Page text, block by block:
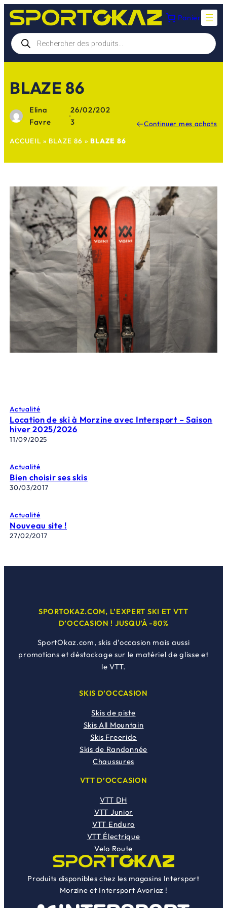
Aller
au
contenu
Panier
Recherche
de
produits
BLAZE 86
Elina
Favre
·
26/02/202
3
Continuer mes achats
ACCUEIL » BLAZE 86 » BLAZE 86
Actualité
Location de ski à Morzine avec Intersport – Saison
hiver 2025/2026
11/09/2025
Actualité
Bien choisir ses skis
30/03/2017
Actualité
Nouveau site !
27/02/2017
SPORTOKAZ.COM, L’EXPERT SKI ET VTT
D’OCCASION ! JUSQU’À -80%
SportOkaz.com, skis d’occasion mais aussi
promotions et déstockage sur le matériel de glisse et
le VTT.
SKIS D’OCCASION
Skis de piste
Skis All Mountain
Skis Freeride
Skis de Randonnée
Chaussures
VTT D’OCCASION
VTT DH
VTT Junior
VTT Enduro
VTT Électrique
Velo Route
Produits disponibles chez les magasins Intersport
Morzine et Intersport Avoriaz !